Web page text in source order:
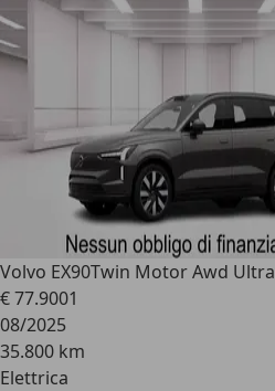
Volvo EX90Twin Motor Awd Ultra
€ 77.9001
08/2025
35.800 km
Elettrica